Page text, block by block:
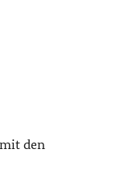
den